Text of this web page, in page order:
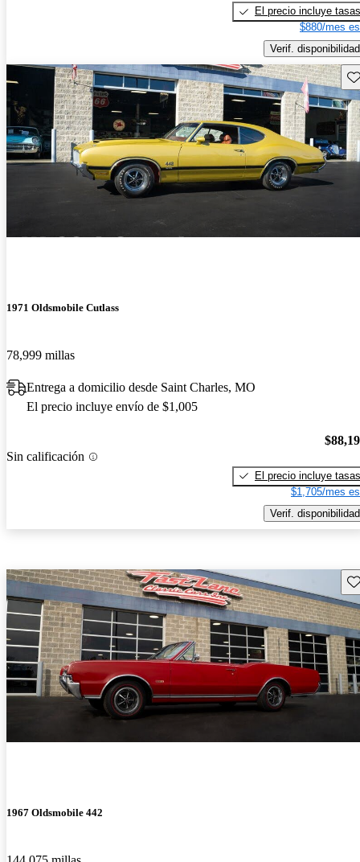
El precio incluye tasas
$880/mes
Verif. disponibilidad
1971 Oldsmobile Cutlass
78,999 millas
Entrega a domicilio desde Saint Charles, MO
El precio incluye envío de $1,005
Sin calificación
El precio incluye tasas
$1,705/mes
Verif. disponibilidad
1967 Oldsmobile 442